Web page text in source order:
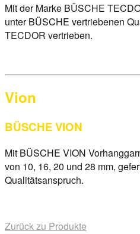
Mit der Marke BÜSCHE
unter BÜSCHE vertriebenen
TECDOR vertrieben.
Vion
BÜSCHE VION
Mit BÜSCHE VION
von 10, 16, 20 und 28 mm,
Qualitätsanspruch.
Zurück zu Produkte